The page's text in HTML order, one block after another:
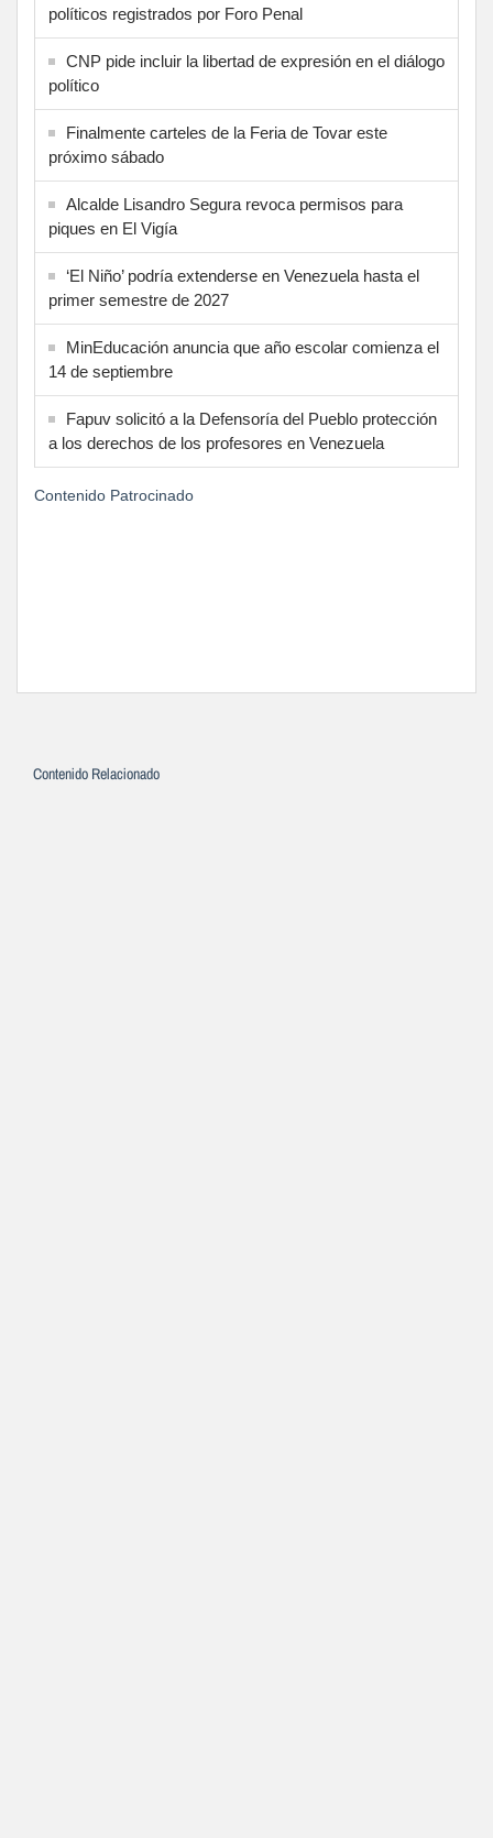
políticos registrados por Foro Penal
CNP pide incluir la libertad de expresión en el diálogo
político
Finalmente carteles de la Feria de Tovar este
próximo sábado
Alcalde Lisandro Segura revoca permisos para
piques en El Vigía
‘El Niño’ podría extenderse en Venezuela hasta el
primer semestre de 2027
MinEducación anuncia que año escolar comienza el
14 de septiembre
Fapuv solicitó a la Defensoría del Pueblo protección
a los derechos de los profesores en Venezuela
Contenido Patrocinado
Contenido Relacionado